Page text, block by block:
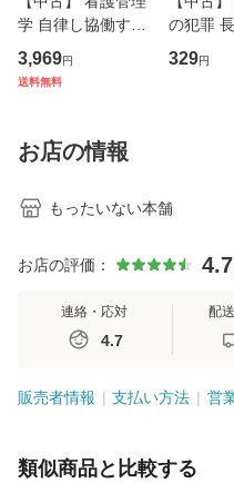
学 自律し協働する
専門職の看護マネ
ジメントスキル 改
恵 藤本幸三 / 南江
堂 [単行
3,969円
送料無料
の犯罪
理小説 (
庫) / 島
329円
お店の情報
もったいない本舗
お店の評価： 4.7
連絡・応対
4.7
配
販売者情報 支払い方法 営
類似商品と比較する